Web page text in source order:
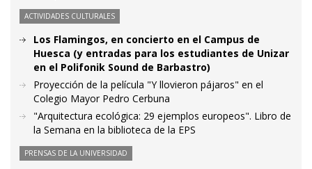
ACTIVIDADES CULTURALES
Los Flamingos, en concierto en el Campus de
Huesca (y entradas para los estudiantes de Unizar
en el Polifonik Sound de Barbastro)
Proyección de la película "Y llovieron pájaros" en el
Colegio Mayor Pedro Cerbuna
"Arquitectura ecológica: 29 ejemplos europeos". Libro de
la Semana en la biblioteca de la EPS
PRENSAS DE LA UNIVERSIDAD